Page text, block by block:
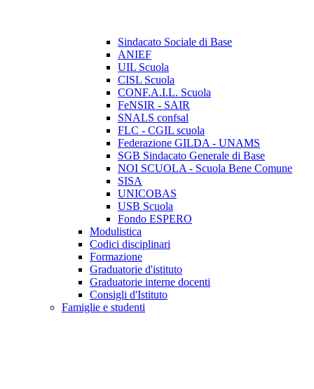
Sindacato Sociale di Base
ANIEF
UIL Scuola
CISL Scuola
CONF.A.I.L. Scuola
FeNSIR - SAIR
SNALS confsal
FLC - CGIL scuola
Federazione GILDA - UNAMS
SGB Sindacato Generale di Base
NOI SCUOLA - Scuola Bene Comune
SISA
UNICOBAS
USB Scuola
Fondo ESPERO
Modulistica
Codici disciplinari
Formazione
Graduatorie d'istituto
Graduatorie interne docenti
Consigli d'Istituto
Famiglie e studenti